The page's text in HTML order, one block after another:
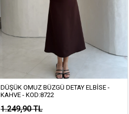
DÜŞÜK OMUZ BÜZGÜ DETAY ELBISE -
KAHVE - KOD:8722
1.249,90 TL